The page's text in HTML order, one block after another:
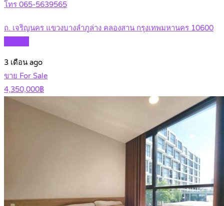
โทร 065-5639565
ถ. เจริญนคร แขวงบางลำภูล่าง คลองสาน กรุงเทพมหานคร 10600
3 เดือน ago
ขาย For Sale
4,350,000฿